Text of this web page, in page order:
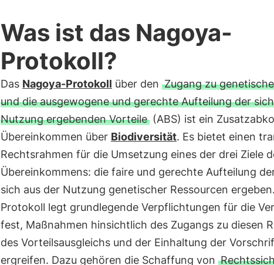
Was ist das Nagoya-
Protokoll?
Das Nagoya-Protokoll über den Zugang zu
und die ausgewogene und gerechte Aufteilung der
Nutzung ergebenden Vorteile(ABS) ist ein
Übereinkommen über Biodiversität. Es bietet einen
Rechtsrahmen für die Umsetzung eines der drei Ziele
Übereinkommens: die faire und gerechte Aufteilung
sich aus der Nutzung genetischer Ressourcen
Protokoll legt grundlegende Verpflichtungen für die
fest, Maßnahmen hinsichtlich des Zugangs zu diesen
des Vorteilsausgleichs und der Einhaltung der
ergreifen. Dazu gehören die Schaffung von